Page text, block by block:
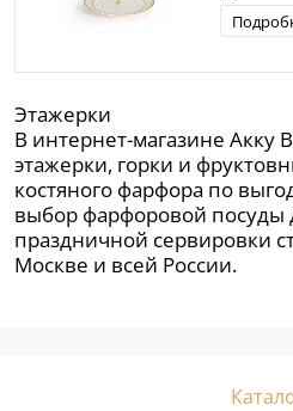
Этажерки
В интернет-магазине Акку
этажерки, горки и
костяного фарфора по
выбор фарфоровой посуды
праздничной сервировки
Москве и всей России.